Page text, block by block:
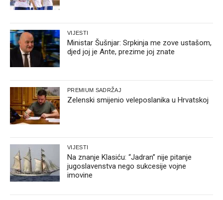
VIJESTI
Ministar Šušnjar: Srpkinja me zove ustašom,
djed joj je Ante, prezime joj znate
PREMIUM SADRŽAJ
Zelenski smijenio veleposlanika u Hrvatskoj
VIJESTI
Na znanje Klasiću: “Jadran” nije pitanje
jugoslavenstva nego sukcesije vojne
imovine